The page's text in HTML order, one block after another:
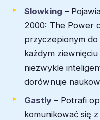
Slowking –
2000: The Power
przyczepionym
każdym
niezwykle
dorównuje
Gastly – Potrafi
komunikować się